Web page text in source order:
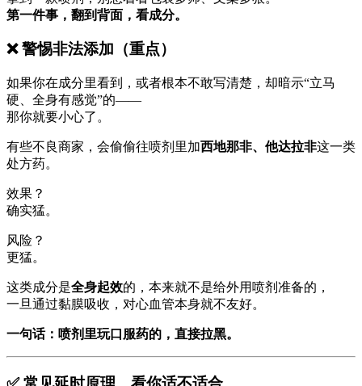
第一件事，翻到背面，看成分。
❌ 警惕非法添加（重点）
如果你在成分里看到，或者根本不敢写清楚，却暗示“立马
硬、全身有感觉”的——
那你就要小心了。
有些不良商家，会偷偷往喷剂里加西地那非、他达拉非这一类
处方药。
效果？
确实猛。
风险？
更猛。
这类成分是全身起效的，本来就不是给外用喷剂准备的，
一旦通过黏膜吸收，对心血管本身就不友好。
一句话：喷剂里玩口服药的，直接拉黑。